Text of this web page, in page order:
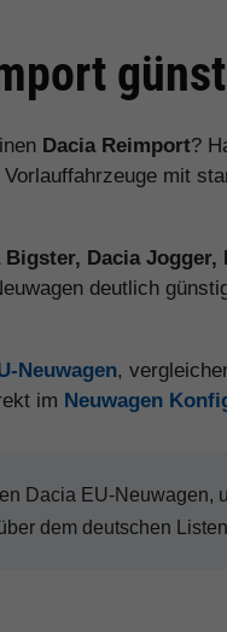
Dacia Reimport?
mit
Bigster, Dacia Jogger,
deutlich
Neuwagen,
im Neuwagen
Dacia EU-Neuwagen,
dem deutschen